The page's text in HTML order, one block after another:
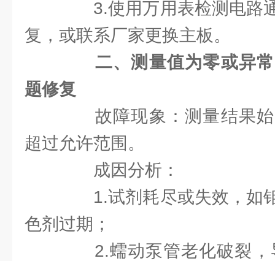
3.使用万用表检测电路
复，或联系厂家更换主板。
二、测量值为零或异
题修复
故障现象：测量结果始
超过允许范围。
成因分析：
1.试剂耗尽或失效，如
色剂过期；
2.蠕动泵管老化破裂，